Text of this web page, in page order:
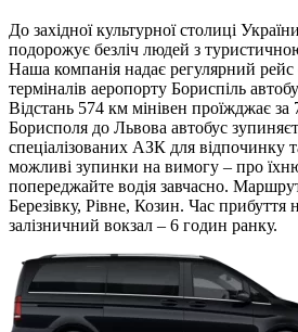
До західної культурної столиці
подорожує безліч людей з
Наша компанія надає регулярний
терміналів аеропорту Бориспіль
Відстань 574 км мінівен проїжджає
Борисполя до Львова автобус
спеціалізованих АЗК для відпочинку
можливі зупинки на вимогу – про їхню
попереджайте водія завчасно.
Березівку, Рівне, Козин. Час прибуття
залізничний вокзал – 6 годин ранку.